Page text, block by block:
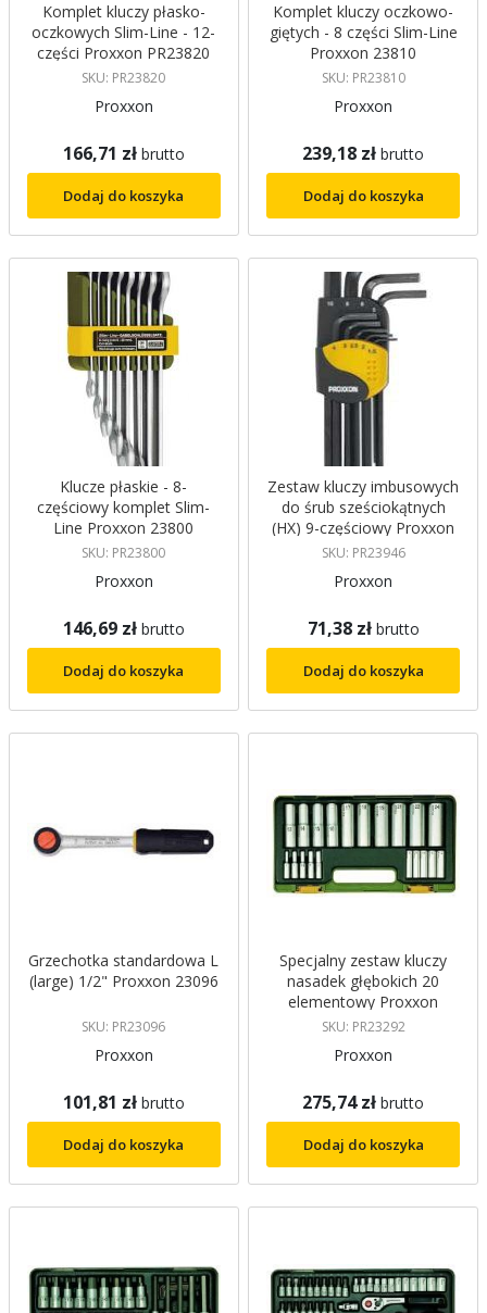
Komplet kluczy płasko-
oczkowych Slim-Line - 12-
części Proxxon PR23820
SKU: PR23820
Proxxon
166,71 zł brutto
Dodaj do koszyka
Komplet kluczy oczkowo-
giętych - 8 części Slim-Line
Proxxon 23810
SKU: PR23810
Proxxon
239,18 zł brutto
Dodaj do koszyka
Klucze płaskie - 8-
częściowy komplet Slim-
Line Proxxon 23800
SKU: PR23800
Proxxon
146,69 zł brutto
Dodaj do koszyka
Zestaw kluczy imbusowych
do śrub sześciokątnych
(HX) 9-częściowy Proxxon
23946
SKU: PR23946
Proxxon
71,38 zł brutto
Dodaj do koszyka
Grzechotka standardowa L
(large) 1/2" Proxxon 23096
SKU: PR23096
Proxxon
101,81 zł brutto
Dodaj do koszyka
Specjalny zestaw kluczy
nasadek głębokich 20
elementowy Proxxon
23292
SKU: PR23292
Proxxon
275,74 zł brutto
Dodaj do koszyka